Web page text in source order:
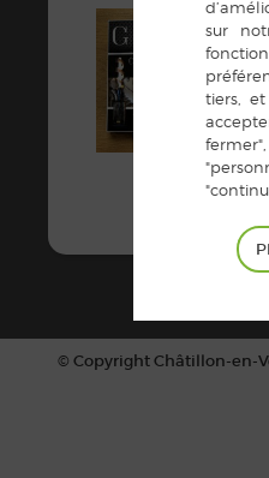
© Copyright Châtillon-en-